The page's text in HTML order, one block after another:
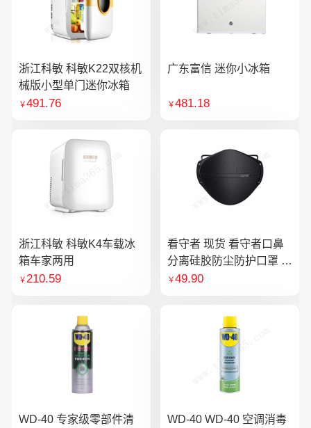
浙江科敏 科敏K22双核机
械版小型单门迷你冰箱
￥491.76
广东富信 迷你小冰箱
￥481.18
浙江科敏 科敏K4车载冰
箱车家两用
￥210.59
看守者 现货 看守者口鼻
分离硅胶防尘防护口罩 1
个口罩含10片滤芯
￥49.90
WD-40 专家级零部件清
WD-40 WD-40 空调消毒